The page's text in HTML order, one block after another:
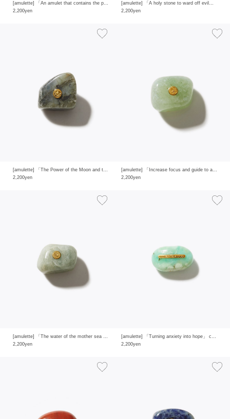
[amulette] 「An amulet that contains the power of the earth」 smoky quartz
2,200yen
[amulette] 「A holy stone to ward off evil」 lapis lazuli
2,200yen
[amulette] 「The Power of the Moon and the Sun to Keep the Faith」 labradorite
2,200yen
[amulette] 「Increase focus and guide to answers」 green aventurine
2,200yen
[amulette] 「The water of the mother sea that brings happiness」 aquamarine
2,200yen
[amulette] 「Turning anxiety into hope」 chrysoprase
2,200yen